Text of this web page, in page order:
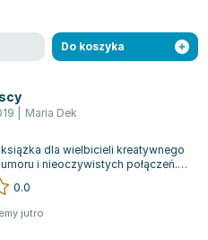
Do koszyka
Maria Dek
dla wielbicieli kreatywnego
i nieoczywistych połączeń.
Przeplatalińs...
0.0
jutro